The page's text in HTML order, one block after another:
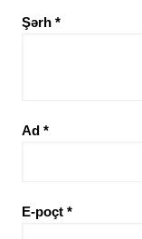
Şərh *
Ad *
E-poçt *